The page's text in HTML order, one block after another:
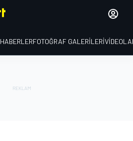
HABERLERFOTOĞRAF GALERILERI